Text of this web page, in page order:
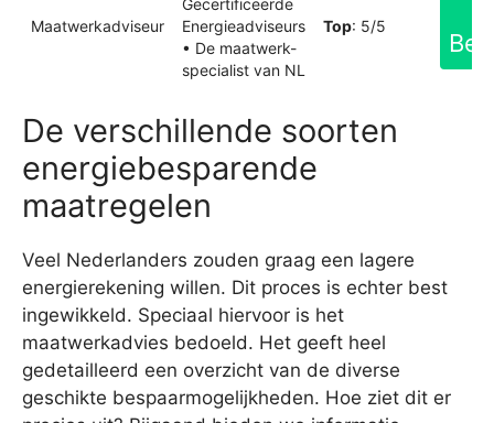
Maatwerkadviseur
Energieadviseurs
• De maatwerk-
specialist van NL
Top: 5/5
De verschillende soorten
energiebesparende
maatregelen
Veel Nederlanders zouden graag een lagere
energierekening willen. Dit proces is echter best
ingewikkeld. Speciaal hiervoor is het
maatwerkadvies bedoeld. Het geeft heel
gedetailleerd een overzicht van de diverse
geschikte bespaarmogelijkheden. Hoe ziet dit er